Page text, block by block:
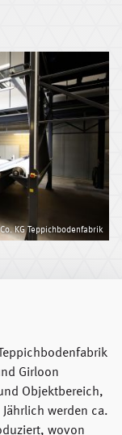
KG Teppichbodenfabrik
Girloon
Objektbereich,
werden ca.
wovon